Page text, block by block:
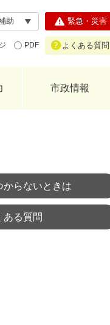
助
PDF
緊急・災害
よくある質問
市政情報
からないときは
ある質問